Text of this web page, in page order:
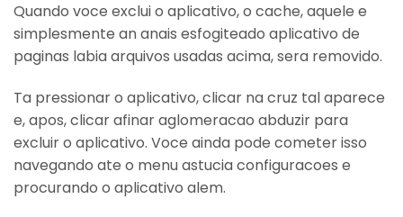
Quando voce exclui o aplicativo, o cache, aquele e
simplesmente an anais esfogiteado aplicativo de
paginas labia arquivos usadas acima, sera removido.
Ta pressionar o aplicativo, clicar na cruz tal aparece
e, apos, clicar afinar aglomeracao abduzir para
excluir o aplicativo. Voce ainda pode cometer isso
navegando ate o menu astucia configuracoes e
procurando o aplicativo alem.